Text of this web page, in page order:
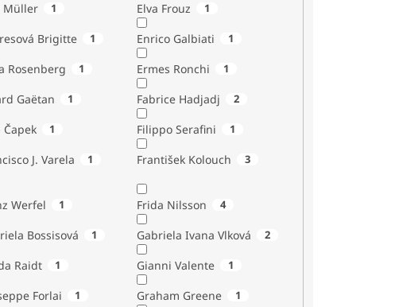
Müller 1 Elva Frouz 1
Brigitte 1 Enrico Galbiati 1
Rosenberg 1 Ermes Ronchi 1
Gaëtan 1 Fabrice Hadjadj 2
Čapek 1 Filippo Serafini 1
J. Varela 1 František Kolouch 3
Werfel 1 Frida Nilsson 4
Bossisová 1 Gabriela Ivana Vlková 2
Raidt 1 Gianni Valente 1
Forlai 1 Graham Greene 1